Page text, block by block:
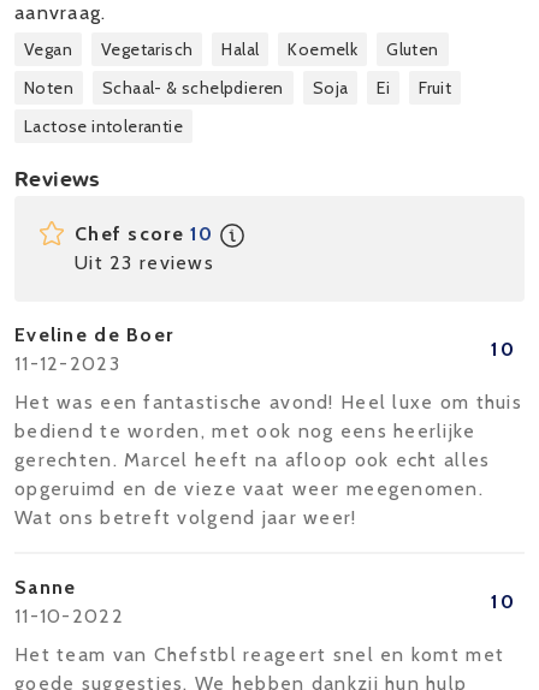
aanvraag.
Vegan Vegetarisch Halal Koemelk
Gluten
Noten
Schaal- & schelpdieren Soja Ei
Fruit
Lactose intolerantie
Reviews
Chef score10
Uit 23 reviews
Eveline de Boer
11-12-2023
10
Het was een fantastische avond! Heel luxe om thuis
bediend te worden, met ook nog eens heerlijke
gerechten. Marcel heeft na afloop ook echt alles
opgeruimd en de vieze vaat weer meegenomen.
Wat ons betreft volgend jaar weer!
Sanne
11-10-2022
10
Het team van Chefstbl reageert snel en komt met
goede suggesties. We hebben dankzij hun hulp